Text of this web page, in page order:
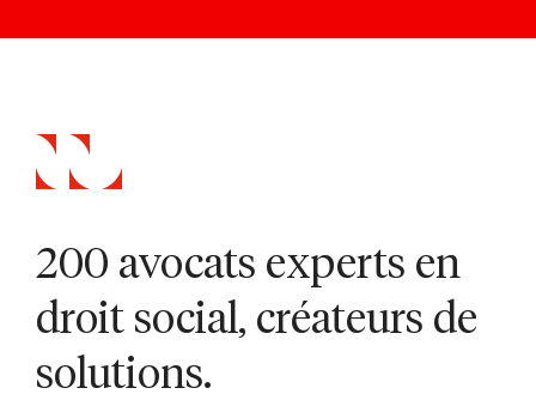
200 avocats experts en
droit social, créateurs de
solutions.